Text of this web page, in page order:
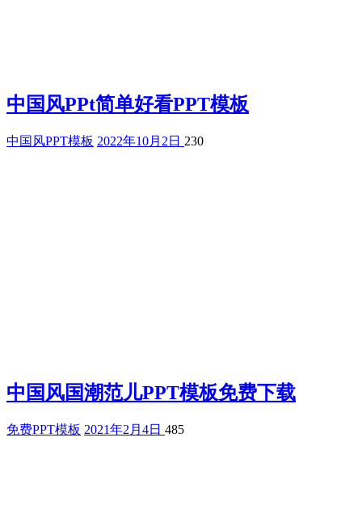
中国风PPt简单好看PPT模板
中国风PPT模板 2022年10月2日 230
中国风国潮范儿PPT模板免费下载
免费PPT模板 2021年2月4日 485